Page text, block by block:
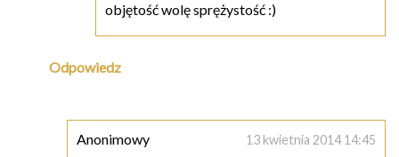
objętość wolę sprężystość :)
Odpowiedz
Anonimowy 13 kwietnia 2014 14:45